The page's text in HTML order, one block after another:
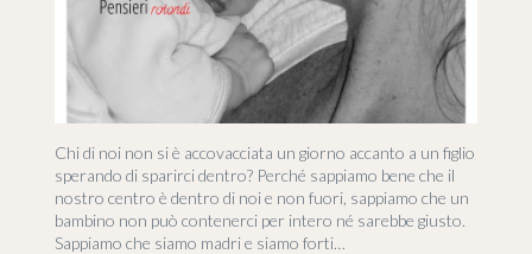
Chi di noi non si è accovacciata un giorno accanto a un figlio
sperando di sparirci dentro? Perché sappiamo bene che il
nostro centro è dentro di noi e non fuori, sappiamo che un
bambino non può contenerci per intero né sarebbe giusto.
Sappiamo che siamo madri e siamo forti…